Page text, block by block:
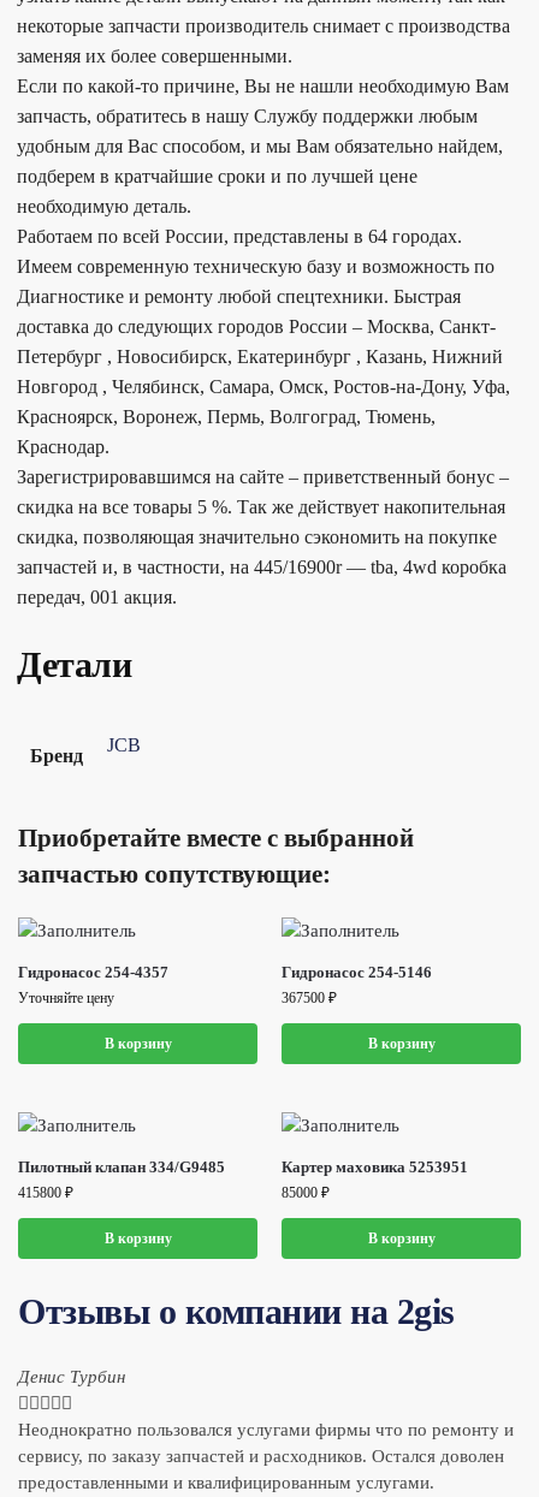
некоторые запчасти производитель снимает с производства
заменяя их более совершенными.
Если по какой-то причине, Вы не нашли необходимую Вам
запчасть, обратитесь в нашу Службу поддержки любым
удобным для Вас способом, и мы Вам обязательно найдем,
подберем в кратчайшие сроки и по лучшей цене
необходимую деталь.
Работаем по всей России, представлены в 64 городах.
Имеем современную техническую базу и возможность по
Диагностике и ремонту любой спецтехники. Быстрая
доставка до следующих городов России – Москва, Санкт-
Петербург , Новосибирск, Екатеринбург , Казань, Нижний
Новгород , Челябинск, Самара, Омск, Ростов-на-Дону, Уфа,
Красноярск, Воронеж, Пермь, Волгоград, Тюмень,
Краснодар.
Зарегистрировавшимся на сайте – приветственный бонус –
скидка на все товары 5 %. Так же действует накопительная
скидка, позволяющая значительно сэкономить на покупке
запчастей и, в частности, на 445/16900r — tba, 4wd коробка
передач, 001 акция.
Детали
Бренд
JCB
Приобретайте вместе с выбранной
запчастью сопутствующие:
Гидронасос 254-4357
Уточняйте цену
В корзину
Гидронасос 254-5146
367500 ₽
В корзину
Пилотный клапан 334/G9485
415800 ₽
В корзину
Картер маховика 5253951
85000 ₽
В корзину
Отзывы о компании на 2gis
Денис Турбин
    
Неоднократно пользовался услугами фирмы что по ремонту и
сервису, по заказу запчастей и расходников. Остался доволен
предоставленными и квалифицированным услугами.